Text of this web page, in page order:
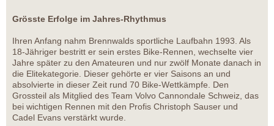
Grösste Erfolge im Jahres-Rhythmus
Ihren Anfang nahm Brennwalds sportliche Laufbahn 1993. Als
18-Jähriger bestritt er sein erstes Bike-Rennen, wechselte vier
Jahre später zu den Amateuren und nur zwölf Monate danach in
die Elitekategorie. Dieser gehörte er vier Saisons an und
absolvierte in dieser Zeit rund 70 Bike-Wettkämpfe. Den
Grossteil als Mitglied des Team Volvo Cannondale Schweiz, das
bei wichtigen Rennen mit den Profis Christoph Sauser und
Cadel Evans verstärkt wurde.